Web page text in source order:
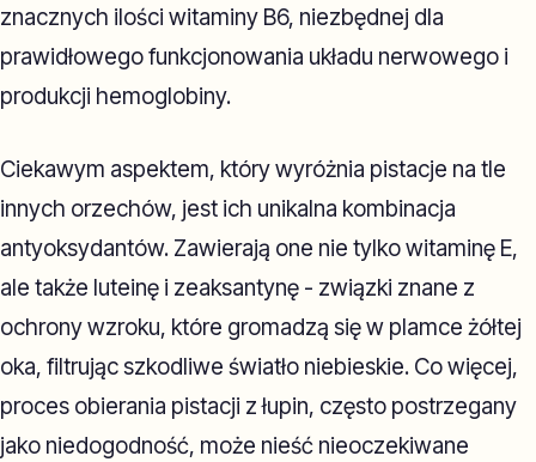
znacznych ilości witaminy B6, niezbędnej dla
prawidłowego funkcjonowania układu nerwowego i
produkcji hemoglobiny.
Ciekawym aspektem, który wyróżnia pistacje na tle
innych orzechów, jest ich unikalna kombinacja
antyoksydantów. Zawierają one nie tylko witaminę E,
ale także luteinę i zeaksantynę - związki znane z
ochrony wzroku, które gromadzą się w plamce żółtej
oka, filtrując szkodliwe światło niebieskie. Co więcej,
proces obierania pistacji z łupin, często postrzegany
jako niedogodność, może nieść nieoczekiwane